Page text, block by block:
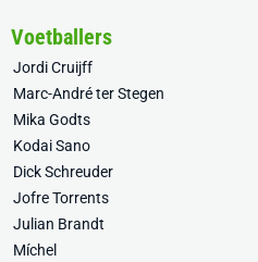
Voetballers
Jordi Cruijff
Marc-André ter Stegen
Mika Godts
Kodai Sano
Dick Schreuder
Jofre Torrents
Julian Brandt
Míchel